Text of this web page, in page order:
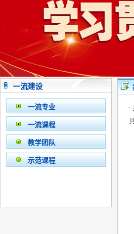
一流建设
一流专业
一流课程
教学团队
示范课程
·